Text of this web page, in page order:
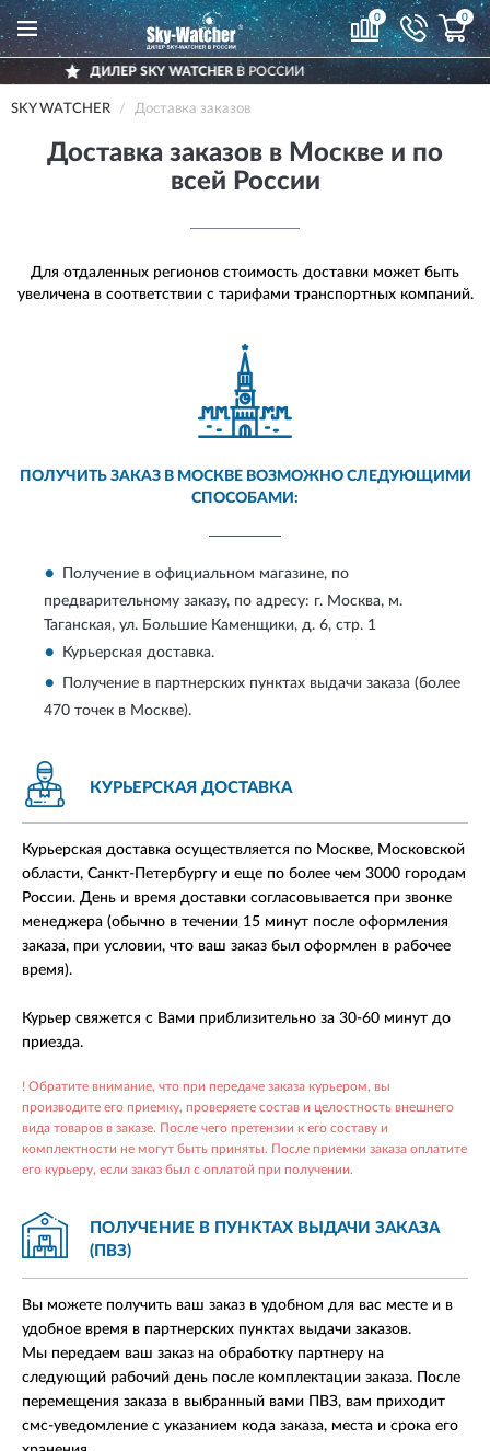
0 0
WATCHERВ РОССИИ
SKY WATCHER Доставка заказов
Доставка заказов в Москве и по
всей России
Для отдаленных регионов стоимость доставки может быть
увеличена в соответствии с тарифами транспортных компаний.
ПОЛУЧИТЬ ЗАКАЗ В МОСКВЕ ВОЗМОЖНО СЛЕДУЮЩИМИ
СПОСОБАМИ:
Получение в официальном магазине, по
предварительному заказу, по адресу: г. Москва, м.
Таганская, ул. Большие Каменщики, д. 6, стр. 1
Курьерская доставка.
Получение в партнерских пунктах выдачи заказа (более
470 точек в Москве).
КУРЬЕРСКАЯ ДОСТАВКА
Курьерская доставка осуществляется по Москве, Московской
области, Санкт-Петербургу и еще по более чем 3000 городам
России. День и время доставки согласовывается при звонке
менеджера (обычно в течении 15 минут после оформления
заказа, при условии, что ваш заказ был оформлен в рабочее
время).
Курьер свяжется с Вами приблизительно за 30-60 минут до
приезда.
! Обратите внимание, что при передаче заказа курьером, вы
производите его приемку, проверяете состав и целостность внешнего
вида товаров в заказе. После чего претензии к его составу и
комплектности не могут быть приняты. После приемки заказа оплатите
его курьеру, если заказ был с оплатой при получении.
ПОЛУЧЕНИЕ В ПУНКТАХ ВЫДАЧИ ЗАКАЗА
(ПВЗ)
Вы можете получить ваш заказ в удобном для вас месте и в
удобное время в партнерских пунктах выдачи заказов.
Мы передаем ваш заказ на обработку партнеру на
следующий рабочий день после комплектации заказа. После
перемещения заказа в выбранный вами ПВЗ, вам приходит
смс-уведомление с указанием кода заказа, места и срока его